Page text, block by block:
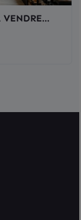
VENDRE